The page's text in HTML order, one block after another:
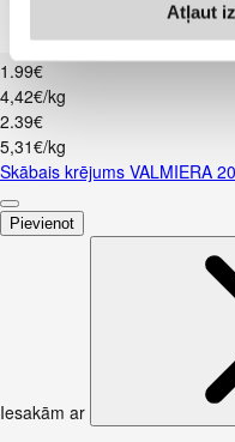
Atļaut
1 .99€
4,42€/kg
2.39€
5,31€/kg
Skābais krējums VALMIERA
Pievienot
Iesakām ar